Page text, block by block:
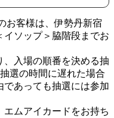
お客様は、伊勢丹新宿
イソップ＞脇階段までお
、入場の順番を決める抽
選の時間に遅れた場合
であっても抽選には参加
エムアイカードをお持ち